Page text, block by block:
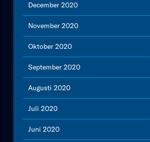
December 2020
November 2020
Oktober 2020
September 2020
Augusti 2020
Juli 2020
Juni 2020